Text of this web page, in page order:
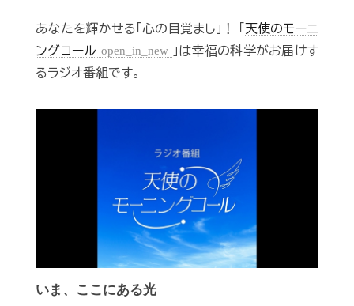
あなたを輝かせる「心の目覚まし」！ 「 天使のモーニ
ングコール open_in_new 」は幸福の科学がお届けす
るラジオ番組です。
いま、ここにある光